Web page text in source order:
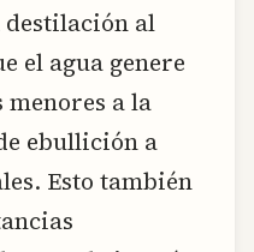
al
el agua genere
a la
ebullición a
Esto también